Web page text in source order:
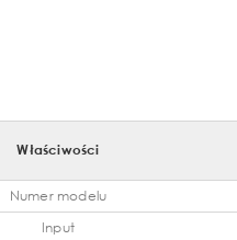
Numer modelu
Input
Właściwości